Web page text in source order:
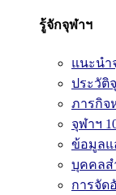
รู้จักจุฬาฯ
แนะนำ
ประวัติ
ภารกิจ
จุฬาฯ
ข้อมูลแ
บุคคลส
การจัด